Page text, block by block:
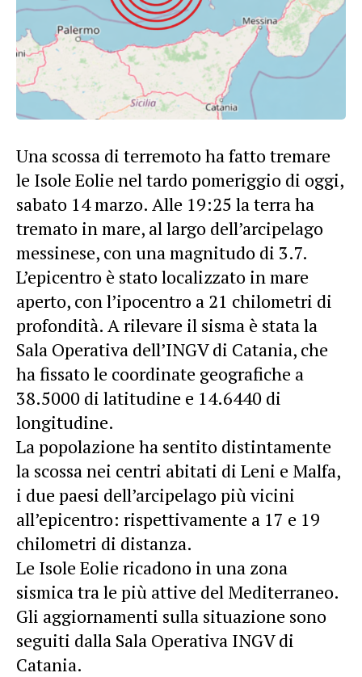
Una scossa di terremoto ha fatto tremare
le Isole Eolie nel tardo pomeriggio di oggi,
sabato 14 marzo. Alle 19:25 la terra ha
tremato in mare, al largo dell’arcipelago
messinese, con una magnitudo di 3.7.
L’epicentro è stato localizzato in mare
aperto, con l’ipocentro a 21 chilometri di
profondità. A rilevare il sisma è stata la
Sala Operativa dell’INGV di Catania, che
ha fissato le coordinate geografiche a
38.5000 di latitudine e 14.6440 di
longitudine.
La popolazione ha sentito distintamente
la scossa nei centri abitati di Leni e Malfa,
i due paesi dell’arcipelago più vicini
all’epicentro: rispettivamente a 17 e 19
chilometri di distanza.
Le Isole Eolie ricadono in una zona
sismica tra le più attive del Mediterraneo.
Gli aggiornamenti sulla situazione sono
seguiti dalla Sala Operativa INGV di
Catania.